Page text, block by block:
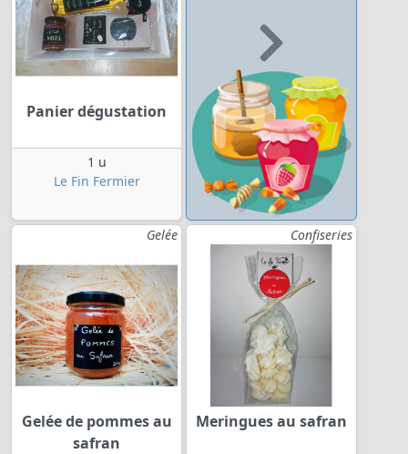
Panier dégustation
1 u
Le Fin Fermier
Gelée
Gelée de pommes au
safran
Confiseries
Meringues au safran